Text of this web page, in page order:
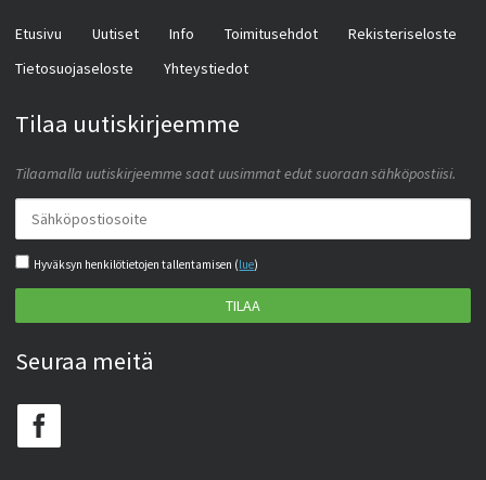
Etusivu Uutiset Info Toimitusehdot
Rekisteriseloste
Tietosuojaseloste
Yhteystiedot
Tilaa uutiskirjeemme
Tilaamalla uutiskirjeemme saat uusimmat edut suoraan sähköpostiisi.
Hyväksyn henkilötietojen tallentamisen (lue)
TILAA
Seuraa meitä